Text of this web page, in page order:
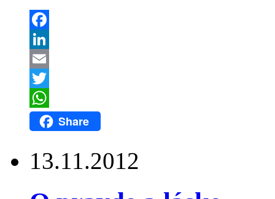
Facebook
LinkedIn
Email
Twitter
WhatsAppShare
13.11.2012